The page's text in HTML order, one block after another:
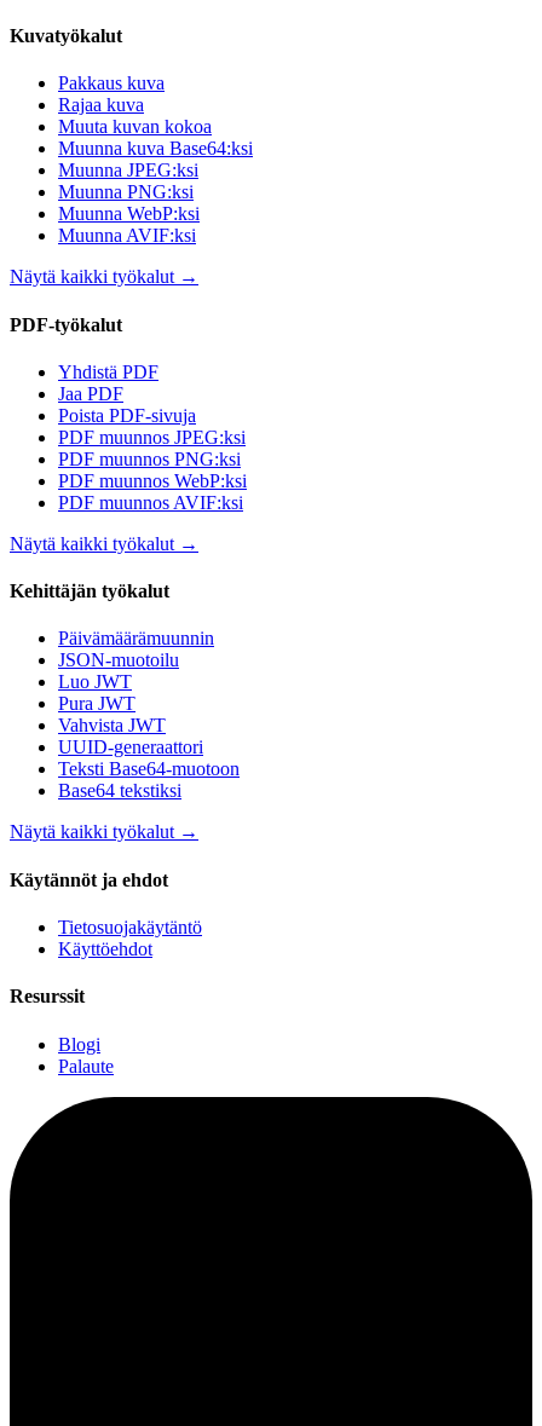
Kuvatyökalut
Pakkaus kuva
Rajaa kuva
Muuta kuvan kokoa
Muunna kuva Base64:ksi
Muunna JPEG:ksi
Muunna PNG:ksi
Muunna WebP:ksi
Muunna AVIF:ksi
Näytä kaikki työkalut→
PDF-työkalut
Yhdistä PDF
Jaa PDF
Poista PDF-sivuja
PDF muunnos JPEG:ksi
PDF muunnos PNG:ksi
PDF muunnos WebP:ksi
PDF muunnos AVIF:ksi
Näytä kaikki työkalut →
Kehittäjän työkalut
Päivämäärämuunnin
JSON-muotoilu
Luo JWT
Pura JWT
Vahvista JWT
UUID-generaattori
Teksti Base64-muotoon
Base64 tekstiksi
Näytä kaikki työkalut→
Käytännöt ja ehdot
Tietosuojakäytäntö
Käyttöehdot
Resurssit
Blogi
Palaute